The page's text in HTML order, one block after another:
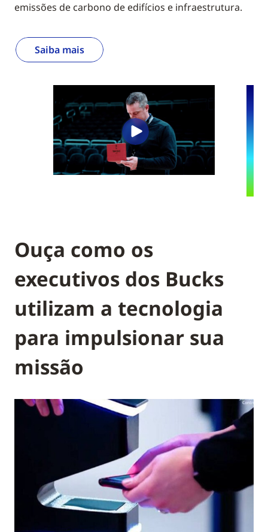
emissões de carbono de edifícios e infraestrutura.
Saiba mais
Ouça como os
executivos dos Bucks
utilizam a tecnologia
para impulsionar sua
missão